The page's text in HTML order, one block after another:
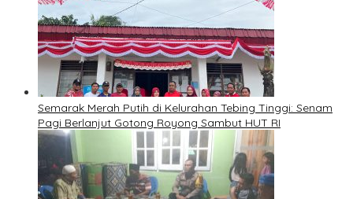
Semarak Merah Putih di Kelurahan Tebing Tinggi: Senam
Pagi Berlanjut Gotong Royong Sambut HUT RI